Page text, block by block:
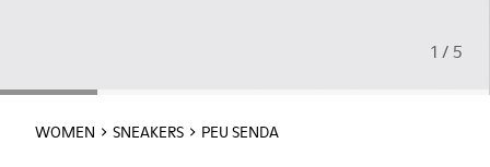
1 / 5
WOMEN SNEAKERS PEU SENDA